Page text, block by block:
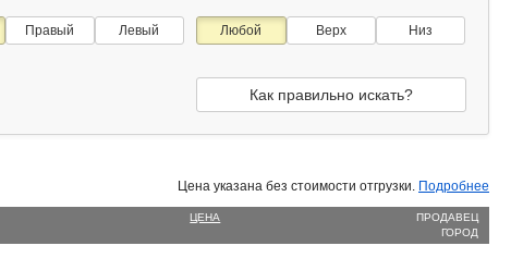
Правый Левый Любой Верх Низ
Как правильно искать?
Цена указана без стоимости отгрузки. Подробнее
ЦЕНА
ПРОДАВЕЦ
ГОРОД